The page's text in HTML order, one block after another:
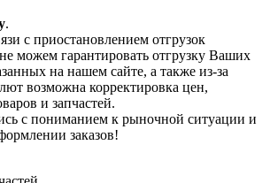
.
с приостановлением отгрузок
можем гарантировать отгрузку Ваших
на нашем сайте, а также из-за
возможна корректировка цен,
и запчастей.
с пониманием к рыночной ситуации и
заказов!